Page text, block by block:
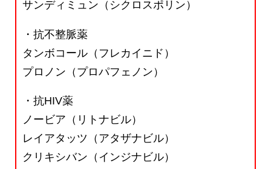
サンディミュン（シクロスポリン）
・抗不整脈薬
タンボコール（フレカイニド）
プロノン（プロパフェノン）
・抗HIV薬
ノービア（リトナビル）
レイアタッツ（アタザナビル）
クリキシバン（インジナビル）